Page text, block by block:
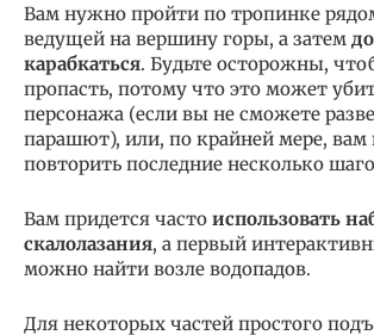
Вам нужно пройти по тропинке
ведущей на вершину горы, а затем
карабкаться. Будьте осторожны,
пропасть, потому что это может
персонажа (если вы не сможете
парашют), или, по крайней мере, вам
повторить последние несколько
Вам придется часто использовать
скалолазания, а первый
можно найти возле водопадов.
Для некоторых частей простого